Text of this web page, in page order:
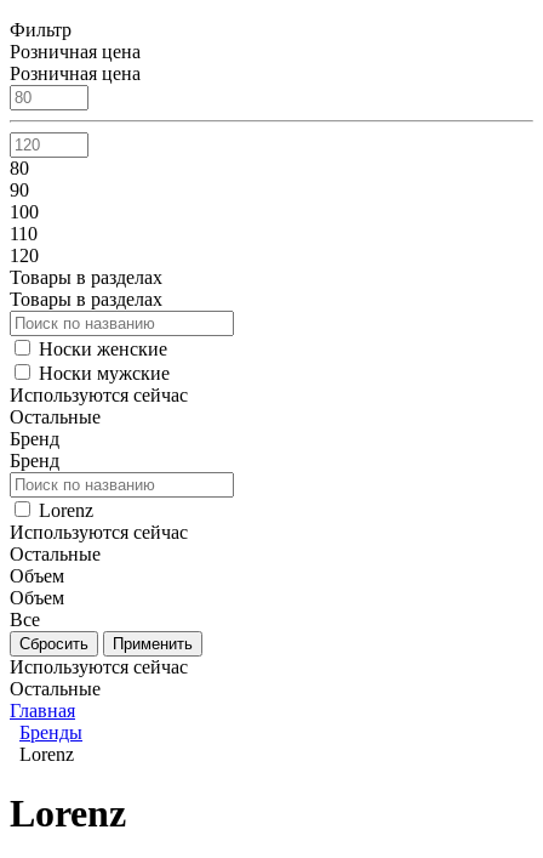
Фильтр
Розничная цена
Розничная цена
80
90
100
110
120
Товары в разделах
Товары в разделах
Носки женские
Носки мужские
Используются сейчас
Остальные
Бренд
Бренд
Lorenz
Используются сейчас
Остальные
Объем
Объем
Все
Используются сейчас
Остальные
Главная
Бренды
Lorenz
Lorenz